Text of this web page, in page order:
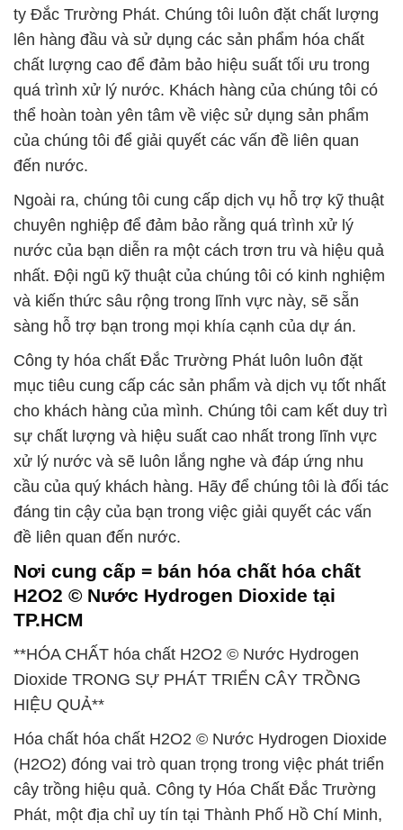
ty Đắc Trường Phát. Chúng tôi luôn đặt chất lượng
lên hàng đầu và sử dụng các sản phẩm hóa chất
chất lượng cao để đảm bảo hiệu suất tối ưu trong
quá trình xử lý nước. Khách hàng của chúng tôi có
thể hoàn toàn yên tâm về việc sử dụng sản phẩm
của chúng tôi để giải quyết các vấn đề liên quan
đến nước.
Ngoài ra, chúng tôi cung cấp dịch vụ hỗ trợ kỹ thuật
chuyên nghiệp để đảm bảo rằng quá trình xử lý
nước của bạn diễn ra một cách trơn tru và hiệu quả
nhất. Đội ngũ kỹ thuật của chúng tôi có kinh nghiệm
và kiến thức sâu rộng trong lĩnh vực này, sẽ sẵn
sàng hỗ trợ bạn trong mọi khía cạnh của dự án.
Công ty hóa chất Đắc Trường Phát luôn luôn đặt
mục tiêu cung cấp các sản phẩm và dịch vụ tốt nhất
cho khách hàng của mình. Chúng tôi cam kết duy trì
sự chất lượng và hiệu suất cao nhất trong lĩnh vực
xử lý nước và sẽ luôn lắng nghe và đáp ứng nhu
cầu của quý khách hàng. Hãy để chúng tôi là đối tác
đáng tin cậy của bạn trong việc giải quyết các vấn
đề liên quan đến nước.
Nơi cung cấp = bán hóa chất hóa chất
H2O2 © Nước Hydrogen Dioxide tại
TP.HCM
**HÓA CHẤT hóa chất H2O2 © Nước Hydrogen
Dioxide TRONG SỰ PHÁT TRIỂN CÂY TRỒNG
HIỆU QUẢ**
Hóa chất hóa chất H2O2 © Nước Hydrogen Dioxide
(H2O2) đóng vai trò quan trọng trong việc phát triển
cây trồng hiệu quả. Công ty Hóa Chất Đắc Trường
Phát, một địa chỉ uy tín tại Thành Phố Hồ Chí Minh,